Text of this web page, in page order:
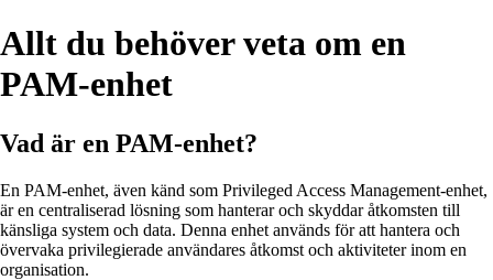
Allt du behöver veta om en
PAM-enhet
Vad är en PAM-enhet?
En PAM-enhet, även känd som Privileged Access Management-enhet,
är en centraliserad lösning som hanterar och skyddar åtkomsten till
känsliga system och data. Denna enhet används för att hantera och
övervaka privilegierade användares åtkomst och aktiviteter inom en
organisation.